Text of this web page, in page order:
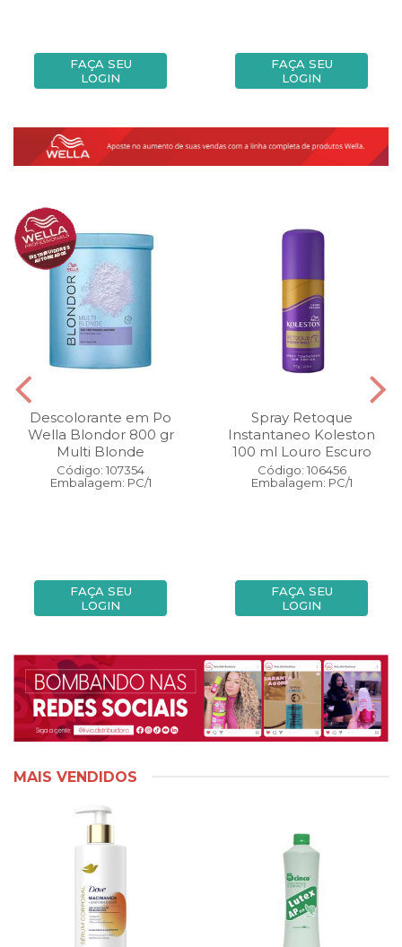
FAÇA SEU
LOGIN
FAÇA SEU
LOGIN
Descolorante em Po
Wella Blondor 800 gr
Multi Blonde
Código: 107354
Embalagem: PC/1
FAÇA SEU
LOGIN
Spray Retoque
Instantaneo Koleston
100 ml Louro Escuro
Código: 106456
Embalagem: PC/1
FAÇA SEU
LOGIN
MAIS VENDIDOS